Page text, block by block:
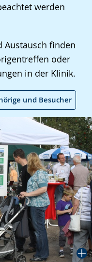
werden
Austausch finden
oder
in der Klinik.
und Besucher